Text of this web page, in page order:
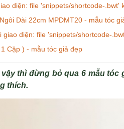
diện: file 'snippets/shortcode-
Dài 22cm MPDMT20 - mẫu tóc
diện: file 'snippets/shortcode-
Cặp ) - mẫu tóc giả đẹp
vậy thì đừng bỏ qua 6 mẫu tóc
thích.